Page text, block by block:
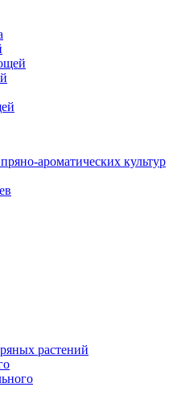
ароматических культур
растений